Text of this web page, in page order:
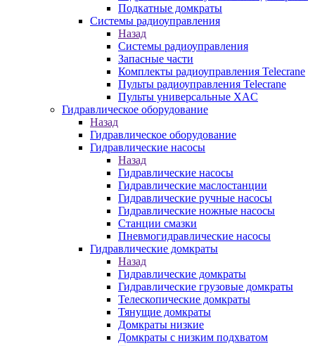
Подкатные домкраты
Системы радиоуправления
Назад
Системы радиоуправления
Запасные части
Комплекты радиоуправления Telecrane
Пульты радиоуправления Telecrane
Пульты универсальные XAC
Гидравлическое оборудование
Назад
Гидравлическое оборудование
Гидравлические насосы
Назад
Гидравлические насосы
Гидравлические маслостанции
Гидравлические ручные насосы
Гидравлические ножные насосы
Станции смазки
Пневмогидравлические насосы
Гидравлические домкраты
Назад
Гидравлические домкраты
Гидравлические грузовые домкраты
Телескопические домкраты
Тянущие домкраты
Домкраты низкие
Домкраты с низким подхватом